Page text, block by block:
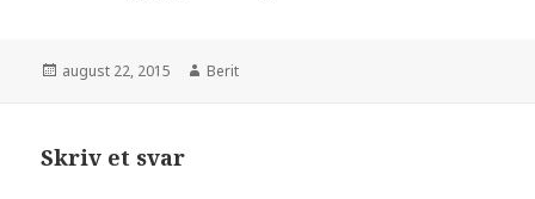
august 22, 2015 Berit
Skriv et svar